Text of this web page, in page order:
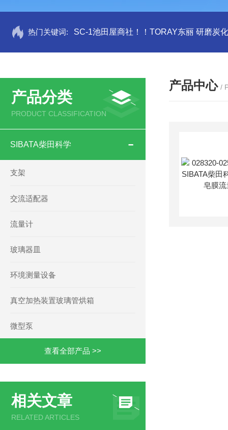
热门关键词: SC-1池田屋商社！！TORAY东丽 研磨炭
产品分类
PRODUCT CLASSIFICATION
SIBATA柴田科学
支架
交流适配器
流量计
玻璃器皿
环境测量设备
真空加热装置玻璃管烘箱
微型泵
查看全部产品 >>
相关文章
RELATED ARTICLES
产品中心 /